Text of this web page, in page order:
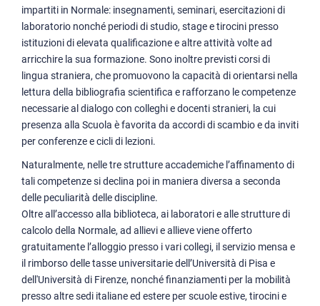
impartiti in Normale: insegnamenti, seminari, esercitazioni di
laboratorio nonché periodi di studio, stage e tirocini presso
istituzioni di elevata qualificazione e altre attività volte ad
arricchire la sua formazione. Sono inoltre previsti corsi di
lingua straniera, che promuovono la capacità di orientarsi nella
lettura della bibliografia scientifica e rafforzano le competenze
necessarie al dialogo con colleghi e docenti stranieri, la cui
presenza alla Scuola è favorita da accordi di scambio e da inviti
per conferenze e cicli di lezioni.
Naturalmente, nelle tre strutture accademiche l’affinamento di
tali competenze si declina poi in maniera diversa a seconda
delle peculiarità delle discipline.
Oltre all’accesso alla biblioteca, ai laboratori e alle strutture di
calcolo della Normale, ad allievi e allieve viene offerto
gratuitamente l’alloggio presso i vari collegi, il servizio mensa e
il rimborso delle tasse universitarie dell’Università di Pisa e
dell'Università di Firenze, nonché finanziamenti per la mobilità
presso altre sedi italiane ed estere per scuole estive, tirocini e